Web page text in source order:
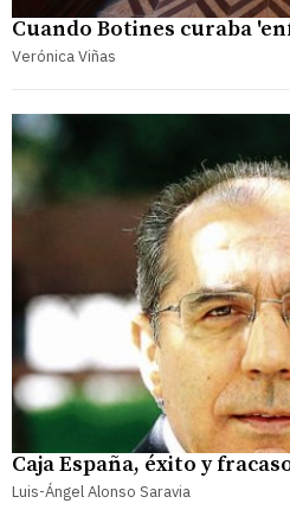
Cuando Botines curaba
Verónica Viñas
Caja España, éxito y
Luis-Ángel Alonso Saravia